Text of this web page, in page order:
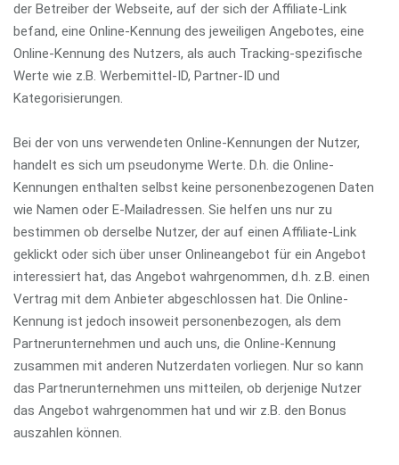
der Betreiber der Webseite, auf der sich der Affiliate-Link
befand, eine Online-Kennung des jeweiligen Angebotes, eine
Online-Kennung des Nutzers, als auch Tracking-spezifische
Werte wie z.B. Werbemittel-ID, Partner-ID und
Kategorisierungen.
Bei der von uns verwendeten Online-Kennungen der Nutzer,
handelt es sich um pseudonyme Werte. D.h. die Online-
Kennungen enthalten selbst keine personenbezogenen Daten
wie Namen oder E-Mailadressen. Sie helfen uns nur zu
bestimmen ob derselbe Nutzer, der auf einen Affiliate-Link
geklickt oder sich über unser Onlineangebot für ein Angebot
interessiert hat, das Angebot wahrgenommen, d.h. z.B. einen
Vertrag mit dem Anbieter abgeschlossen hat. Die Online-
Kennung ist jedoch insoweit personenbezogen, als dem
Partnerunternehmen und auch uns, die Online-Kennung
zusammen mit anderen Nutzerdaten vorliegen. Nur so kann
das Partnerunternehmen uns mitteilen, ob derjenige Nutzer
das Angebot wahrgenommen hat und wir z.B. den Bonus
auszahlen können.